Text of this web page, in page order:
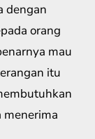
dengan
orang
mau
itu
menerima